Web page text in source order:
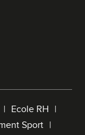
Ecole RH
Sport